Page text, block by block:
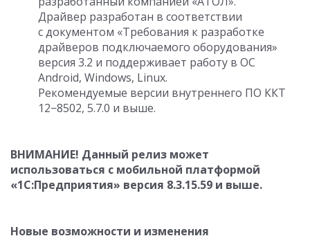
Драйвер разработан в соответствии
с документом «Требования к разработке
драйверов подключаемого оборудования»
версия 3.2 и поддерживает работу в ОС
Android, Windows, Linux.
Рекомендуемые версии внутреннего ПО ККТ
12−8502, 5.7.0 и выше.
ВНИМАНИЕ! Данный релиз может
использоваться с мобильной платформой
«1С:Предприятия» версия 8.3.15.59 и выше.
Новые возможности и изменения